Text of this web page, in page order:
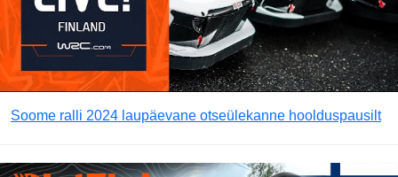
Soome ralli 2024 laupäevane otseülekanne hoolduspausilt